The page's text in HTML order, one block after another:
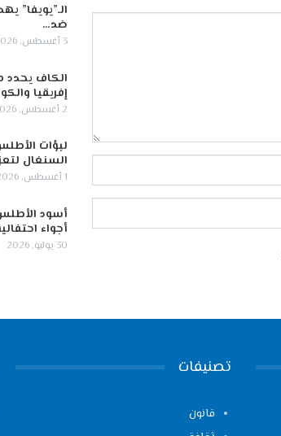
الـ”يويفا”
ضد…
3 أغسطس, 2026
الكاف يحدد
إفريقيا
2 أغسطس, 2026
لبؤات
السنغال
1 أغسطس, 2026
أسود
أجواء
30 يوليو, 2026
تصنيفات
قانون